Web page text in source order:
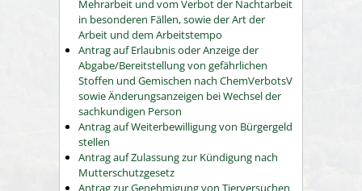
Mehrarbeit und vom Verbot der Nachtarbeit
in besonderen Fällen, sowie der Art der
Arbeit und dem Arbeitstempo
Antrag auf Erlaubnis oder Anzeige der
Abgabe/Bereitstellung von gefährlichen
Stoffen und Gemischen nach ChemVerbotsV
sowie Änderungsanzeigen bei Wechsel der
sachkundigen Person
Antrag auf Weiterbewilligung von Bürgergeld
stellen
Antrag auf Zulassung zur Kündigung nach
Mutterschutzgesetz
Antrag zur Genehmigung von Tierversuchen